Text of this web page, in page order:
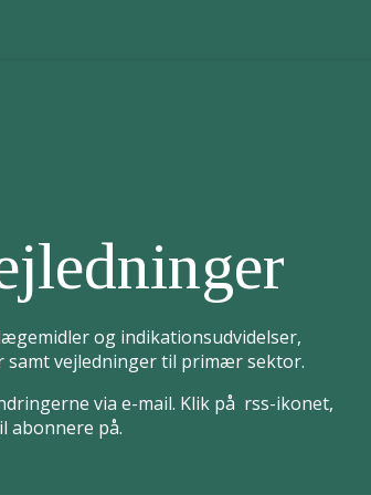
og indikationsudvidelser,
vejledninger til primær sektor.
via e-mail. Klik på rss-ikonet,
abonnere på.